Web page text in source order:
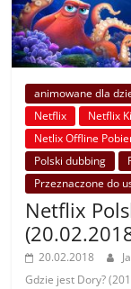
animowane dla
Netflix
Netflix
Netlix Offline
Polski dubbing
Przeznaczone do
Netflix
20.02.2018
Gdzie jest Dory?